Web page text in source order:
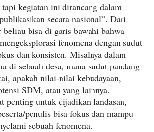
kegiatan ini dirancang dalam
secara nasional”. Dari
beliau bisa di garis bawahi bahwa
fenomena dengan sudut
dan konsisten. Misalnya dalam
di sebuah desa, mana sudut pandang
apakah nilai-nilai kebudayaan,
SDM, atau yang lainnya.
penting untuk dijadikan landasan,
penulis bisa fokus dan mampu
sebuah fenomena.